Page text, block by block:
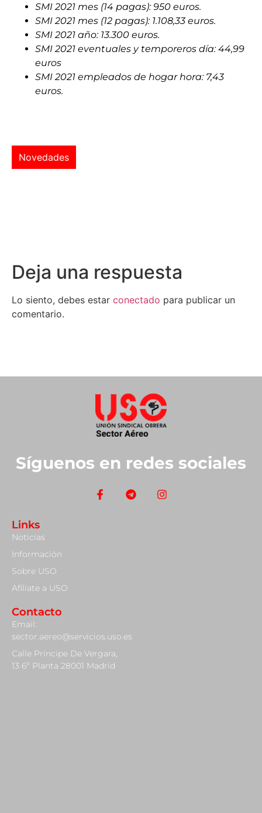
SMI 2021 mes (14 pagas): 950 euros.
SMI 2021 mes (12 pagas): 1.108,33 euros.
SMI 2021 año: 13.300 euros.
SMI 2021 eventuales y temporeros día: 44,99
euros
SMI 2021 empleados de hogar hora: 7,43
euros.
Novedades
Deja una respuesta
Lo siento, debes estar conectado para publicar un
comentario.
Síguenos en redes sociales
Links
Noticias
Información
Sobre USO
Afiliate a USO
Contacto
Email:
sector.aereo@servicios.uso.es
Calle Príncipe De Vergara,
13 6º Planta 28001 Madrid